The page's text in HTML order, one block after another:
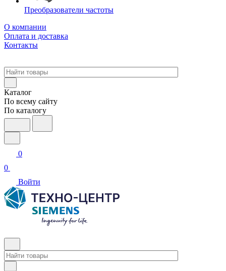
Преобразователи частоты
О компании
Оплата и доставка
Контакты
Каталог
По всему сайту
По каталогу
0
0
Войти